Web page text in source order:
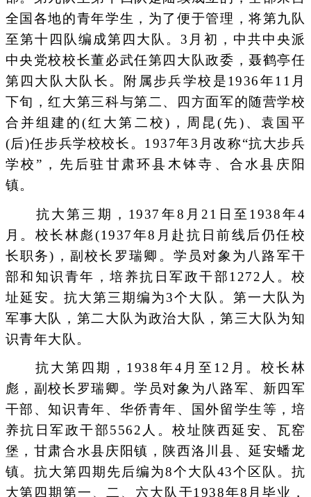
全国各地的青年学生，为了便于管理，将第九队
至第十四队编成第四大队。3月初，中共中央派
中央党校校长董必武任第四大队政委，聂鹤亭任
第四大队大队长。附属步兵学校是1936年11月
下旬，红大第三科与第二、四方面军的随营学校
合并组建的(红大第二校)，周昆(先)、袁国平
(后)任步兵学校校长。1937年3月改称“抗大步兵
学校”，先后驻甘肃环县木钵寺、合水县庆阳
镇。
抗大第三期，1937年8月21日至1938年4
月。校长林彪(1937年8月赴抗日前线后仍任校
长职务)，副校长罗瑞卿。学员对象为八路军干
部和知识青年，培养抗日军政干部1272人。校
址延安。抗大第三期编为3个大队。第一大队为
军事大队，第二大队为政治大队，第三大队为知
识青年大队。
抗大第四期，1938年4月至12月。校长林
彪，副校长罗瑞卿。学员对象为八路军、新四军
干部、知识青年、华侨青年、国外留学生等，培
养抗日军政干部5562人。校址陕西延安、瓦窑
堡，甘肃合水县庆阳镇，陕西洛川县、延安蟠龙
镇。抗大第四期先后编为8个大队43个区队。抗
大第四期第一、二、六大队于1938年8月毕业，